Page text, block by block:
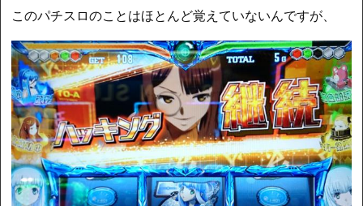
このパチスロのことはほとんど覚えていないんですが、